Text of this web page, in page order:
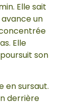
Elle sait
un
Elle
son
en sursaut.
derrière